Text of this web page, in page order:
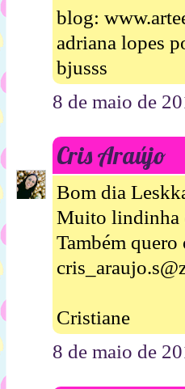
blog:
adriana lopes
bjusss
8 de maio de
Cris Araújo
Bom dia
Muito lindinha
Também quero
Cristiane
8 de maio de